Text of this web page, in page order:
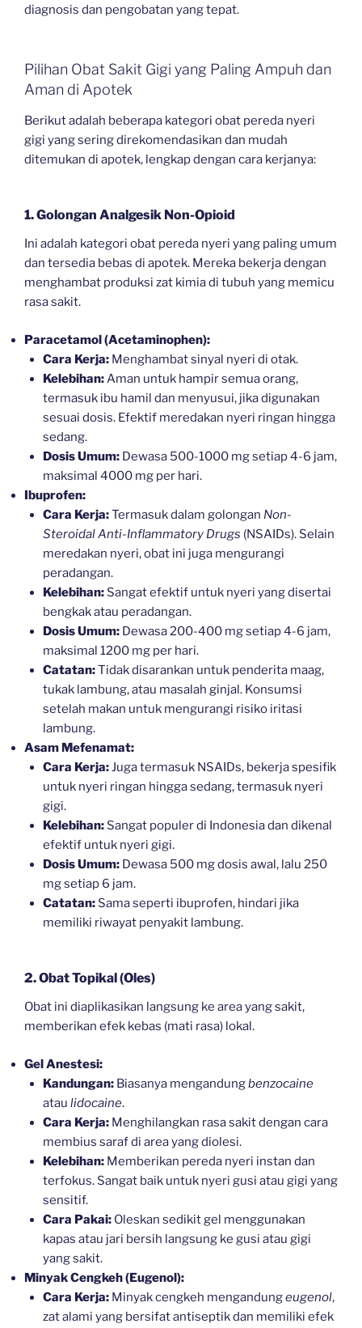
diagnosis dan pengobatan yang tepat.
Pilihan Obat Sakit Gigi yang Paling Ampuh dan
Aman di Apotek
Berikut adalah beberapa kategori obat pereda nyeri
gigi yang sering direkomendasikan dan mudah
ditemukan di apotek, lengkap dengan cara kerjanya:
1. Golongan Analgesik Non-Opioid
Ini adalah kategori obat pereda nyeri yang paling umum
dan tersedia bebas di apotek. Mereka bekerja dengan
menghambat produksi zat kimia di tubuh yang memicu
rasa sakit.
Paracetamol (Acetaminophen):
Cara Kerja:Menghambat sinyal nyeri di otak.
Kelebihan:Aman untuk hampir semua orang,
termasuk ibu hamil dan menyusui, jika digunakan
sesuai dosis. Efektif meredakan nyeri ringan hingga
sedang.
Dosis Umum:Dewasa 500-1000 mg setiap 4-6 jam,
maksimal 4000 mg per hari.
Ibuprofen:
Cara Kerja:Termasuk dalam golongan Non-
Steroidal Anti-Inflammatory Drugs (NSAIDs). Selain
meredakan nyeri, obat ini juga mengurangi
peradangan.
Kelebihan:Sangat efektif untuk nyeri yang disertai
bengkak atau peradangan.
Dosis Umum:Dewasa 200-400 mg setiap 4-6 jam,
maksimal 1200 mg per hari.
Catatan:Tidak disarankan untuk penderita maag,
tukak lambung, atau masalah ginjal. Konsumsi
setelah makan untuk mengurangi risiko iritasi
lambung.
Asam Mefenamat:
Cara Kerja:Juga termasuk NSAIDs, bekerja spesifik
untuk nyeri ringan hingga sedang, termasuk nyeri
gigi.
Kelebihan:Sangat populer di Indonesia dan dikenal
efektif untuk nyeri gigi.
Dosis Umum:Dewasa 500 mg dosis awal, lalu 250
mg setiap 6 jam.
Catatan:Sama seperti ibuprofen, hindari jika
memiliki riwayat penyakit lambung.
2. Obat Topikal (Oles)
Obat ini diaplikasikan langsung ke area yang sakit,
memberikan efek kebas (mati rasa) lokal.
Gel Anestesi:
Kandungan:Biasanya mengandungbenzocaine
atau lidocaine.
Cara Kerja:Menghilangkan rasa sakit dengan cara
membius saraf di area yang diolesi.
Kelebihan:Memberikan pereda nyeri instan dan
terfokus. Sangat baik untuk nyeri gusi atau gigi yang
sensitif.
Cara Pakai:Oleskan sedikit gel menggunakan
kapas atau jari bersih langsung ke gusi atau gigi
yang sakit.
Minyak Cengkeh (Eugenol):
Cara Kerja:Minyak cengkeh mengandungeugenol,
zat alami yang bersifat antiseptik dan memiliki efek